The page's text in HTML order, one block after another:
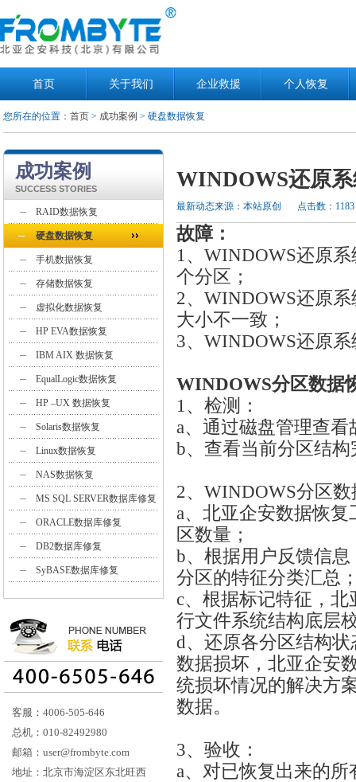
首页 关于我们 企业救援 个人恢复
您所在的位置： 首页> 成功案例 > 硬盘数据恢复
成功案例
SUCCESS STORIES
RAID数据恢复
硬盘数据恢复
手机数据恢复
存储数据恢复
虚拟化数据恢复
HP EVA数据恢复
IBM AIX 数据恢复
EqualLogic数据恢复
HP –UX 数据恢复
Solaris数据恢复
Linux数据恢复
NAS数据恢复
MS SQL SERVER数据库修复
ORACLE数据库修复
DB2数据库修复
SyBASE数据库修复
客服：4006-505-646
总机：010-82492980
邮箱：user@frombyte.com
地址：北京市海淀区东北旺西
WINDOWS还原
最新动态来源：本站原创 点击数：1183
故障：
1、WINDOWS还原
个分区；
2、WINDOWS还原
大小不一致；
3、WINDOWS还原
WINDOWS分区数据
1、检
a、通过磁盘管理查
b、查看当前分区结构
2、WINDOWS分区
a、北亚企安数据恢
区数量；
b、根据用户反馈信
分区的特征分类汇总
c、根据标记特征，
行文件系统结构底层
d、还原各分区结构
数据损坏，北亚企安
统损坏情况的解决方
数据。
3、验收：
a、对已恢复出来的